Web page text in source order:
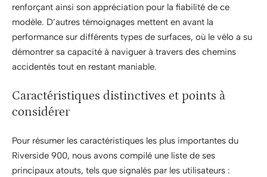
renforçant ainsi son appréciation pour la fiabilité de ce
modèle. D’autres témoignages mettent en avant la
performance sur différents types de surfaces, où le vélo a su
démontrer sa capacité à naviguer à travers des chemins
accidentés tout en restant maniable.
Caractéristiques distinctives et points à
considérer
Pour résumer les caractéristiques les plus importantes du
Riverside 900, nous avons compilé une liste de ses
principaux atouts, tels que signalés par les utilisateurs :